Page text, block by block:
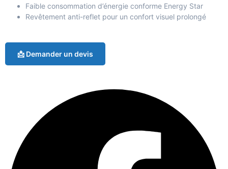
Faible consommation d’énergie conforme Energy Star
Revêtement anti-reflet pour un confort visuel prolongé
📩 Demander un devis